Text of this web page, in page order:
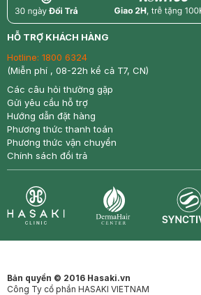
return nowfree
HỖ TRỢ KHÁCH HÀNG
Hotline: 1800 6324
(Miễn phí , 08-22h kể cả T7, CN)
Các câu hỏi thường gặp
Gửi yêu cầu hỗ trợ
Hướng dẫn đặt hàng
Phương thức thanh toán
Phương thức vận chuyển
Chính sách đổi trả
Bản quyền © 2016 Hasaki.vn
Công Ty cổ phần HASAKI VIETNAM